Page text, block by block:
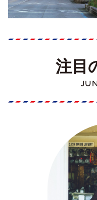
注目